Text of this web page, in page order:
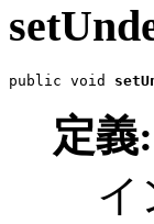
public void
定義:
イ